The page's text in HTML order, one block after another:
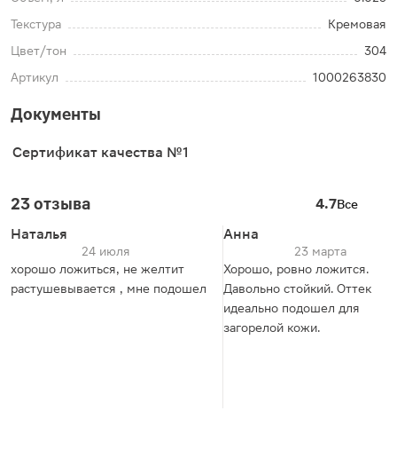
Текстура
Кремовая
Цвет/тон
304
Артикул
1000263830
Документы
Сертификат качества №1
23 отзыва 4.7Все
Наталья
24 июля
хорошо ложиться, не желтит
растушевывается , мне подошел
Анна
23 марта
Хорошо, ровно ложится.
Давольно стойкий. Оттек
идеально подошел для
загорелой кожи.